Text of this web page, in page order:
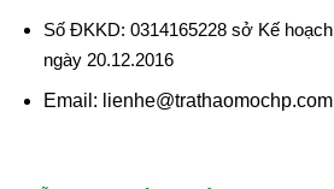
Số ĐKKD: 0314165228 sở Kế
ngày 20.12.2016
Email: lienhe@trathaomochp.com